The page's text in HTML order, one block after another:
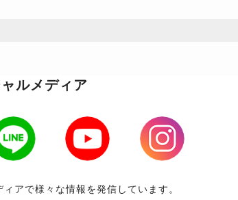
ルメディア
Youtube
Instagram
アで様々な情報を発信しています。